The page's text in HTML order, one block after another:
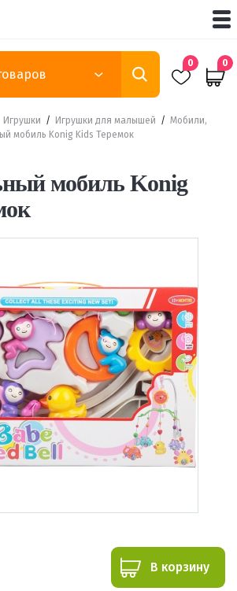
0 0
Игрушки / Игрушки для малышей / Мобили,
мобиль Konig Kids Теремок
мобиль Konig
В корзину